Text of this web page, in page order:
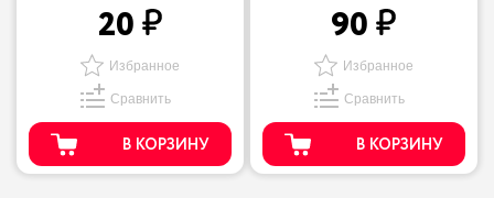
20
Избранное
Сравнить
В КОРЗИНУ
90
Избранное
Сравнить
В КОРЗИНУ